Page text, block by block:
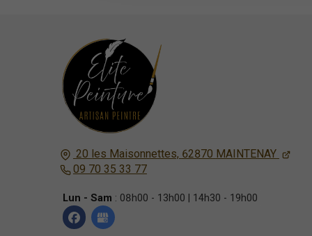
20 les Maisonnettes, 62870 MAINTENAY
09 70 35 33 77
Lun - Sam : 08h00 - 13h00 | 14h30 - 19h00